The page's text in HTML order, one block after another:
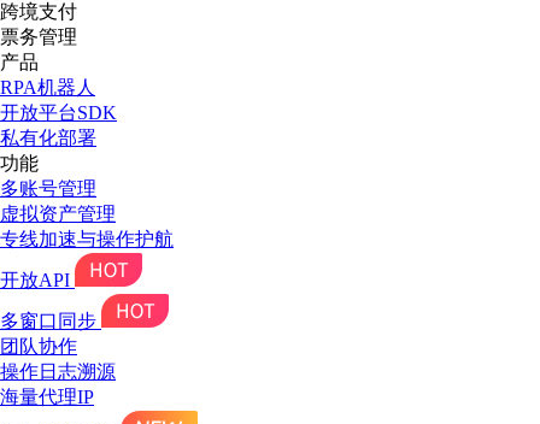
跨境支付
票务管理
产品
RPA机器人
开放平台SDK
私有化部署
功能
多账号管理
虚拟资产管理
专线加速与操作护航
开放API
多窗口同步
团队协作
操作日志溯源
海量代理IP